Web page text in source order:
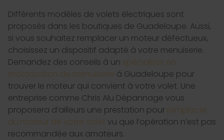
Différents modèles de volets électriques sont
proposés dans les boutiques de Guadeloupe. Aussi,
si vous souhaitez remplacer un moteur défectueux,
choisissez un dispositif adapté à votre menuiserie.
Demandez des conseils à un spécialiste en
motorisation de menuiserie à Guadeloupe pour
trouver le moteur qui convient à votre volet. Une
entreprise comme Chris Alu Dépannage vous
proposera d’ailleurs une prestation pour remplacer
du moteur de votre volet vu que l’opération n’est pas
recommandée aux amateurs.